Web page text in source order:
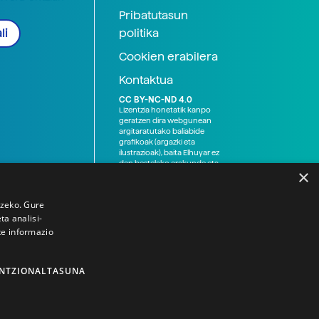
Pribatutasun
politika
Cookien erabilera
Kontaktua
CC BY-NC-ND 4.0
Lizentzia honetatik kanpo
geratzen dira webgunean
argitaratutako baliabide
grafikoak (argazki eta
ilustrazioak), baita Elhuyar ez
den bestelako erakunde eta
×
Gure
analisi-
informazio